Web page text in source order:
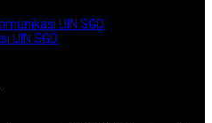
UIN SGD
UIN SGD